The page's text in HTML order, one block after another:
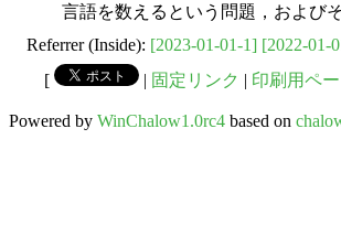
言語を数えるという問題，および
Referrer (Inside): [2023-01-01-1] [2022-01-
[
| 固定リンク | 印刷用ペ
Powered by WinChalow1.0rc4 based on